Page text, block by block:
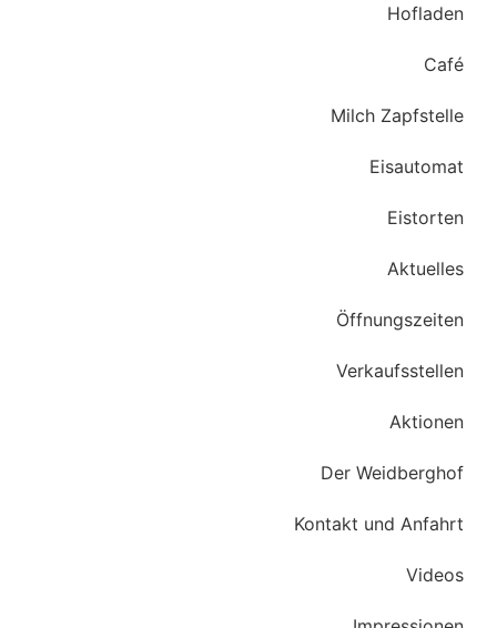
Hofladen
Café
Milch Zapfstelle
Eisautomat
Eistorten
Aktuelles
Öffnungszeiten
Verkaufsstellen
Aktionen
Der Weidberghof
Kontakt und Anfahrt
Videos